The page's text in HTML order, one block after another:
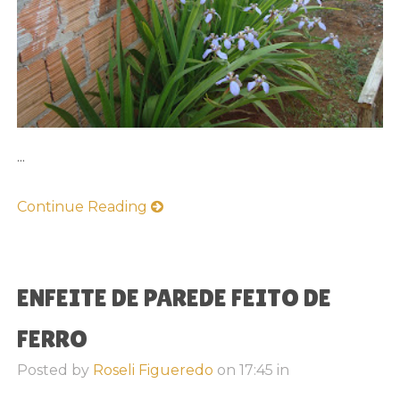
...
Continue Reading
ENFEITE DE PAREDE FEITO DE
FERRO
Posted by Roseli Figueredo on17:45 in